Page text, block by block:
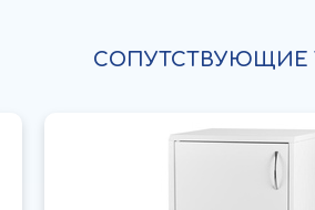
СОПУТСТВУЮЩИЕ